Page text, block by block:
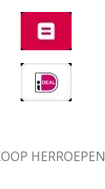
HERROEPEN